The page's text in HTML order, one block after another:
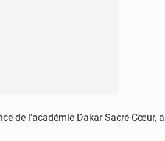
de l’académie Dakar Sacré